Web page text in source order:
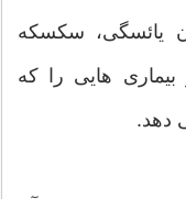
یائسگی، سکسکه
هایی را که
دهد.